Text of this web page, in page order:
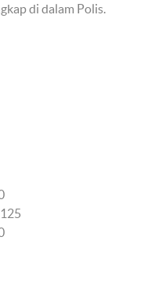
di dalam Polis.